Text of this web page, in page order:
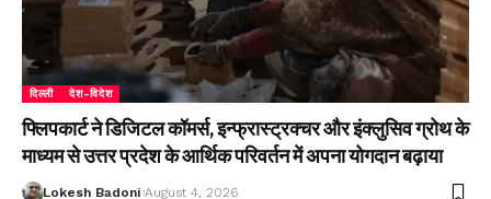
दिल्ली देश-विदेश
फ्लिपकार्ट ने डिजिटल कॉमर्स, इन्फ्रास्ट्रक्चर और इंक्लुसिव ग्रोथ के
माध्यम से उत्तर प्रदेश के आर्थिक परिवर्तन में अपना योगदान बढ़ाया
Lokesh Badoni August 4, 2026